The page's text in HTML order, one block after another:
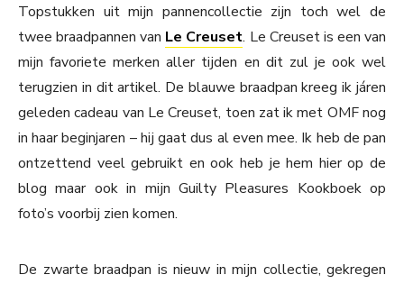
Topstukken uit mijn pannencollectie zijn toch wel de
twee braadpannen van Le Creuset. Le Creuset is een van
mijn favoriete merken aller tijden en dit zul je ook wel
terugzien in dit artikel. De blauwe braadpan kreeg ik járen
geleden cadeau van Le Creuset, toen zat ik met OMF nog
in haar beginjaren – hij gaat dus al even mee. Ik heb de pan
ontzettend veel gebruikt en ook heb je hem hier op de
blog maar ook in mijn Guilty Pleasures Kookboek op
foto’s voorbij zien komen.
De zwarte braadpan is nieuw in mijn collectie, gekregen